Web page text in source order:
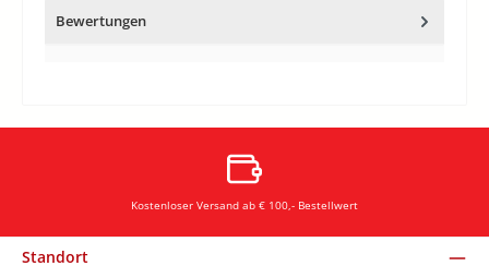
Bewertungen
Kostenloser Versand ab € 100,- Bestellwert
Standort